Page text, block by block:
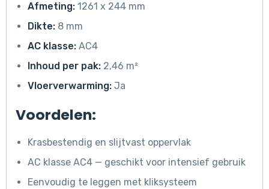
Afmeting: 1261 x 244 mm
Dikte: 8 mm
AC klasse: AC4
Inhoud per pak: 2,46 m²
Vloerverwarming: Ja
Voordelen:
Krasbestendig en slijtvast oppervlak
AC klasse AC4 — geschikt voor intensief gebruik
Eenvoudig te leggen met kliksysteem